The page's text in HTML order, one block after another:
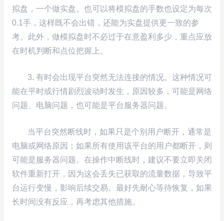
拟盘，一个做实盘。也可以将模拟盘的手数也设定为每次
0.1手，这样既不会出错，还能为实盘提供更一致的参
考。此外，做模拟盘时不必过于在意盈利多少，重点应放
在时机判断和点位把握上。
3. 有时会出现平台突然无法连接的情况。这种情况可
能在平时或行情剧烈波动时发生，原因较多，可能是网络
问题、电脑问题，也可能是平台服务器问题。
当平台突然断线时，如果只是个别用户断开，通常是
电脑或网络原因；如果所有使用该平台的用户都断开，则
可能是服务器问题。在操作中断线时，建议不要立即关闭
软件重新打开，因为这会丢失已获取的流量数据，导致平
台运行变慢，影响后续交易。最好先耐心等待恢复，如果
长时间没有反应，再考虑其他措施。